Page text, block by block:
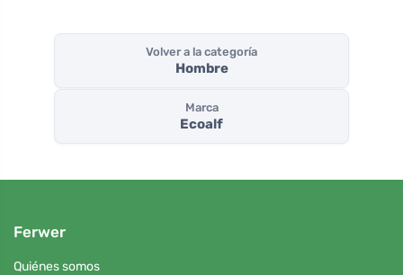
Volver a la categoría
Hombre
Marca
Ecoalf
Ferwer
Quiénes somos